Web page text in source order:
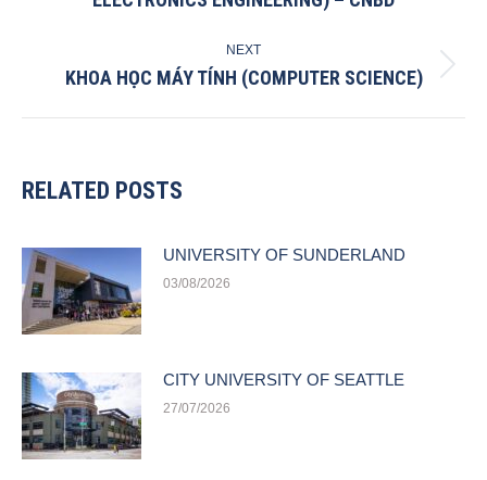
post:
NEXT
Next
KHOA HỌC MÁY TÍNH (COMPUTER SCIENCE)
RELATED POSTS
UNIVERSITY OF SUNDERLAND
03/08/2026
CITY UNIVERSITY OF SEATTLE
27/07/2026